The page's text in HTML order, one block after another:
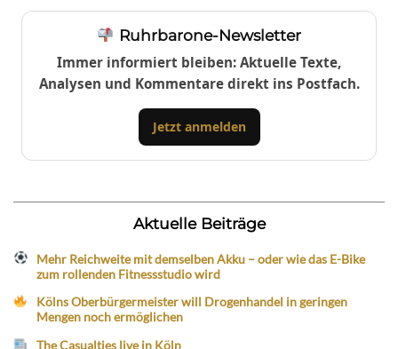
Ruhrbarone-Newsletter
Immer informiert bleiben: Aktuelle Texte,
Analysen und Kommentare direkt ins Postfach.
Jetzt anmelden
Aktuelle Beiträge
Mehr Reichweite mit demselben Akku – oder wie das E-Bike
zum rollenden Fitnessstudio wird
Kölns Oberbürgermeister will Drogenhandel in geringen
Mengen noch ermöglichen
The Casualties live in Köln